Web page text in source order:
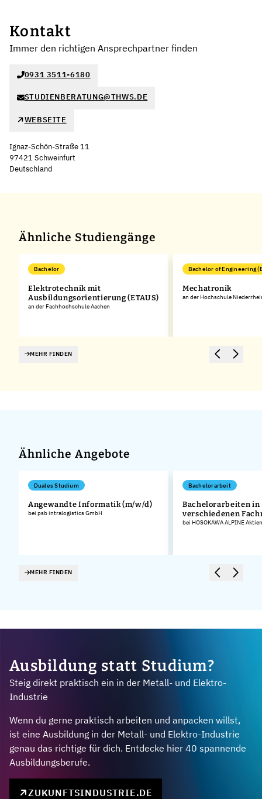
Kontakt
Immer den richtigen Ansprechpartner finden
0931 3511-6180
STUDIENBERATUNG@THWS.DE
WEBSEITE
Ignaz-Schön-Straße 11
97421 Schweinfurt
Deutschland
Ähnliche Studiengänge
Bachelor
Elektrotechnik mit
Ausbildungsorientierung (ETAUS)
an der Fachhochschule Aachen
Bachelor of Engineering
Mechatronik
an der Hochschule
MEHR FINDEN
Ähnliche Angebote
Duales Studium
Angewandte Informatik (m/w/d)
bei psb intralogistics GmbH
Bachelorarbeit
Bachelorarbeiten in
verschiedenen
bei HOSOKAWA ALPINE
MEHR FINDEN
Ausbildung statt Studium?
Steig direkt praktisch ein in der Metall- und Elektro-
Industrie
Wenn du gerne praktisch arbeiten und anpacken willst,
ist eine Ausbildung in der Metall- und Elektro-Industrie
genau das richtige für dich. Entdecke hier 40 spannende
Ausbildungsberufe.
ZUKUNFTSINDUSTRIE.DE